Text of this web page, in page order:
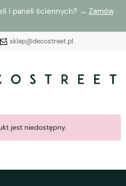
i paneli ściennych? → Zamów
sklep@decostreet.pl
jest niedostępny.